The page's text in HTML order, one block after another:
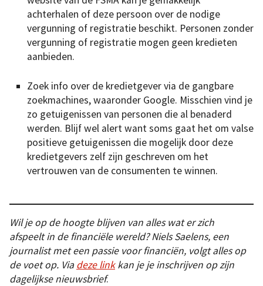
achterhalen of deze persoon over de nodige
vergunning of registratie beschikt. Personen zonder
vergunning of registratie mogen geen kredieten
aanbieden.
Zoek info over de kredietgever via de gangbare
zoekmachines, waaronder Google. Misschien vind je
zo getuigenissen van personen die al benaderd
werden. Blijf wel alert want soms gaat het om valse
positieve getuigenissen die mogelijk door deze
kredietgevers zelf zijn geschreven om het
vertrouwen van de consumenten te winnen.
Wil je op de hoogte blijven van alles wat er zich
afspeelt in de financiële wereld? Niels Saelens, een
journalist met een passie voor financiën, volgt alles op
de voet op. Via deze linkkan je je inschrijven op zijn
dagelijkse nieuwsbrief.